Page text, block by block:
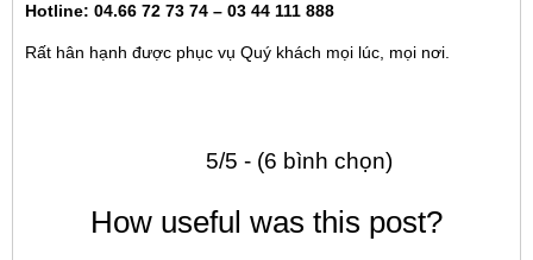
Hotline: 04.66 72 73 74 – 03 44 111 888
Rất hân hạnh được phục vụ Quý khách mọi lúc, mọi nơi.
5/5 - (6 bình chọn)
How useful was this post?